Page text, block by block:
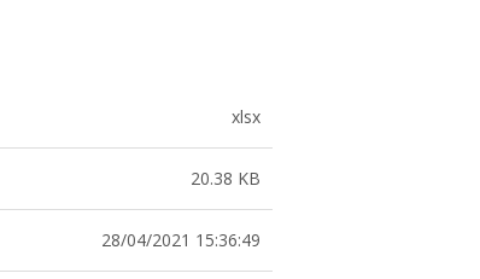
xlsx
20.38 KB
28/04/2021 15:36:49